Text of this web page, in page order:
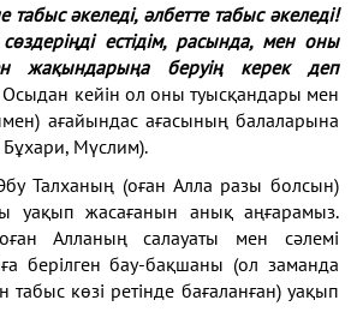
әкеледі, әлбетте табыс әкеледі!
естідім, расында, мен оны
жақындарыңа беруің керек деп
Осыдан кейін ол оны туысқандары мен
ағайындас ағасының балаларына
Бұхари, Мүслим).
Талханың (оған Алла разы болсын)
уақып жасағанын анық аңғарамыз.
Алланың салауаты мен сәлемі
берілген бау-бақшаны (ол заманда
көзі ретінде бағаланған) уақып